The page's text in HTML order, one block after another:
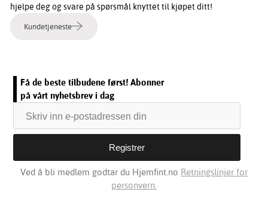
hjelpe deg og svare på spørsmål knyttet til kjøpet ditt!
Kundetjeneste
Få de beste tilbudene først! Abonner
på vårt nyhetsbrev i dag
Ved å bli medlem godtar du Hjemfint.no Retningslinjer for
personvern.